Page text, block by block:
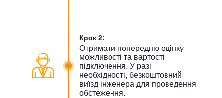
Крок 2:
Отримати попередню оцінку
можливості та вартості
підключення. У разі
необхідності, безкоштовний
виїзд інженера для проведення
обстеження.